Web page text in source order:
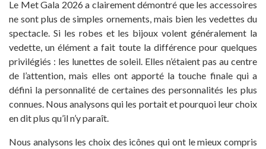
Le Met Gala 2026 a clairement démontré que les accessoires
ne sont plus de simples ornements, mais bien les vedettes du
spectacle. Si les robes et les bijoux volent généralement la
vedette, un élément a fait toute la différence pour quelques
privilégiés : les lunettes de soleil. Elles n’étaient pas au centre
de l’attention, mais elles ont apporté la touche finale qui a
défini la personnalité de certaines des personnalités les plus
connues. Nous analysons qui les portait et pourquoi leur choix
en dit plus qu’il n’y paraît.
Nous analysons les choix des icônes qui ont le mieux compris